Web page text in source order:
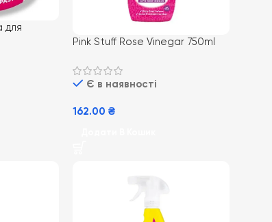
для
Paste
Pink Stuff Rose Vinegar 750ml
вікон
Є в наявності
162.00 ₴